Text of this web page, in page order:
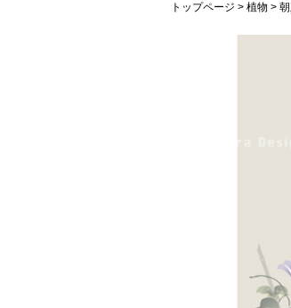
トップページ > 植物 >